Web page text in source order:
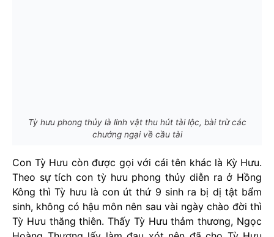
Tỳ hưu phong thủy là linh vật thu hút tài lộc, bài trừ các
chướng ngại về cầu tài
Con Tỳ Hưu còn được gọi với cái tên khác là Kỳ Hưu.
Theo sự tích con tỳ hưu phong thủy diễn ra ở Hồng
Kông thì Tỳ hưu là con út thứ 9 sinh ra bị dị tật bẩm
sinh, không có hậu môn nên sau vài ngày chào đời thì
Tỳ Hưu thăng thiên. Thấy Tỳ Hưu thảm thương, Ngọc